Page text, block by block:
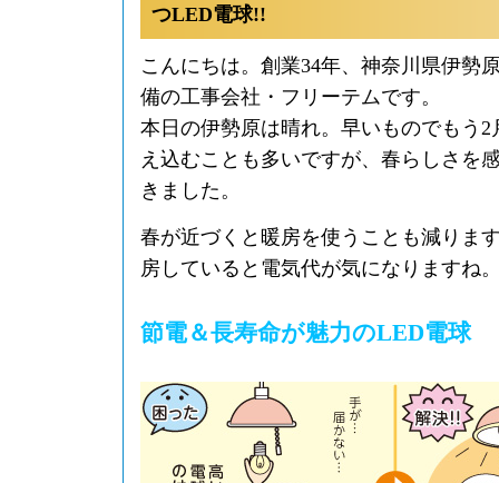
つLED電球!!
こんにちは。創業34年、神奈川県伊勢
備の工事会社・フリーテムです。
本日の伊勢原は晴れ。早いものでもう
え込むことも多いですが、春らしさを
きました。
春が近づくと暖房を使うことも減りま
房していると電気代が気になりますね
節電＆長寿命が魅力のLED電球